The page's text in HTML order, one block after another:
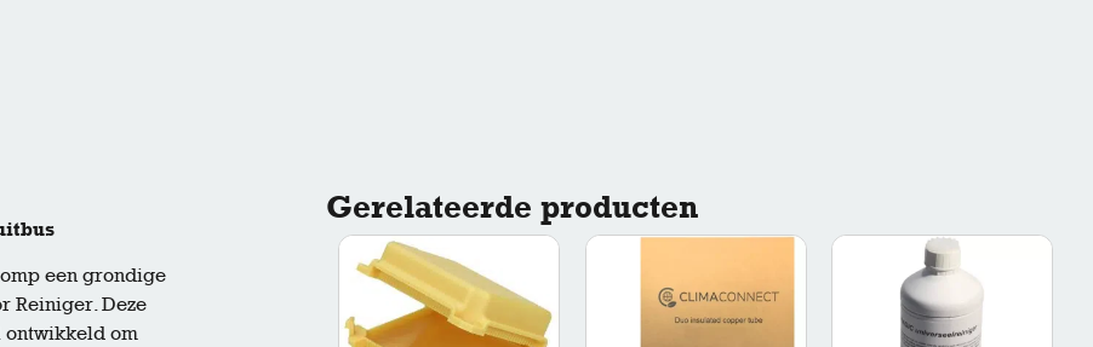
een grondige
Reiniger. Deze
ontwikkeld om
Gerelateerde producten